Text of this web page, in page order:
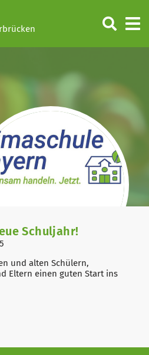
Schuljahr!
und alten Schülern,
Eltern einen guten Start ins